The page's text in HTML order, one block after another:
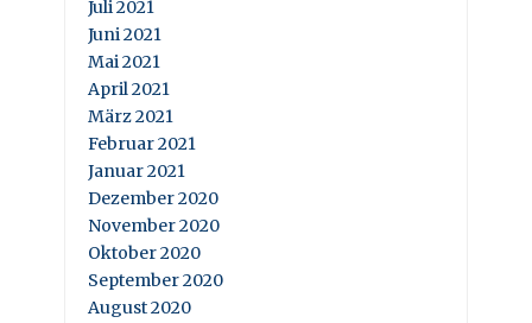
Juli 2021
Juni 2021
Mai 2021
April 2021
März 2021
Februar 2021
Januar 2021
Dezember 2020
November 2020
Oktober 2020
September 2020
August 2020